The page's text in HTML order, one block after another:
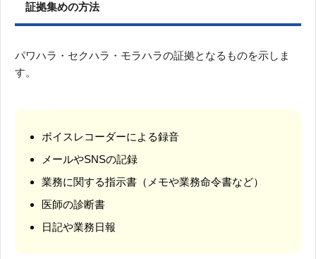
証拠集めの方法
パワハラ・セクハラ・モラハラの証拠となるものを示しま
す。
ボイスレコーダーによる録音
メールやSNSの記録
業務に関する指示書（メモや業務命令書など）
医師の診断書
日記や業務日報